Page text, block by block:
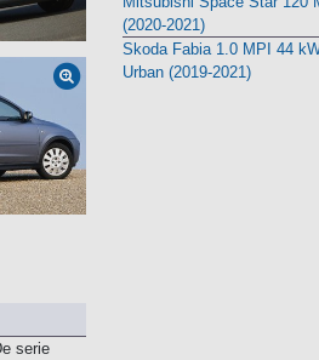
serie
(2020-2021)
Skoda Fabia 1.0 MPI 44
Urban (2019-2021)